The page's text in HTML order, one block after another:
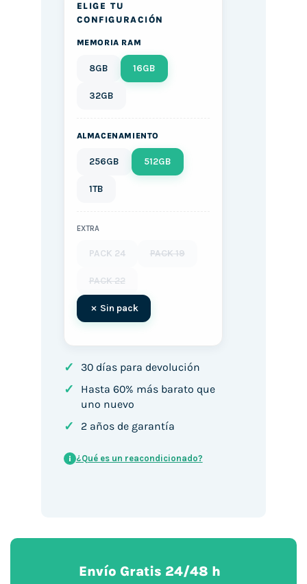
ELIGE TU
CONFIGURACIÓN
MEMORIA RAM
8GB 16GB
32GB
ALMACENAMIENTO
256GB 512GB
1TB
EXTRA
PACK 24 PACK 19
PACK 22
Sin pack
✓ 30 días para devolución
✓
Hasta 60% más barato que
uno nuevo
✓ 2 años de garantía
i ¿Qué es un reacondicionado?
Envío Gratis 24/48 h